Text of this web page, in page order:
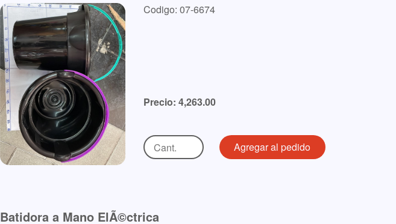
Codigo: 07-6674
Precio: 4,263.00
Batidora a Mano ElÃ©ctrica